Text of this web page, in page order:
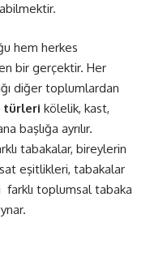
hem herkes
bir gerçektir. Her
diğer toplumlardan
türleri kölelik, kast,
başlığa ayrılır.
tabakalar, bireylerin
eşitlikleri, tabakalar
farklı toplumsal tabaka